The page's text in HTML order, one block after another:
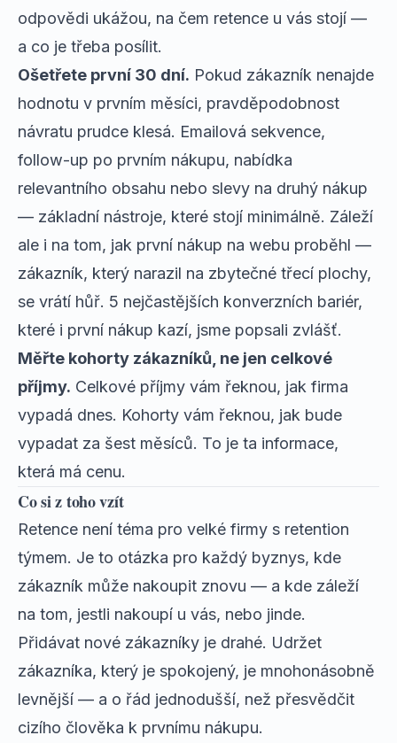
odpovědi ukážou, na čem retence u vás stojí —
a co je třeba posílit.
Ošetřete první 30 dní. Pokud zákazník nenajde
hodnotu v prvním měsíci, pravděpodobnost
návratu prudce klesá. Emailová sekvence,
follow-up po prvním nákupu, nabídka
relevantního obsahu nebo slevy na druhý nákup
— základní nástroje, které stojí minimálně. Záleží
ale i na tom, jak první nákup na webu proběhl —
zákazník, který narazil na zbytečné třecí plochy,
se vrátí hůř. 5 nejčastějších konverzních bariér,
které i první nákup kazí, jsme popsali zvlášť.
Měřte kohorty zákazníků, ne jen celkové
příjmy. Celkové příjmy vám řeknou, jak firma
vypadá dnes. Kohorty vám řeknou, jak bude
vypadat za šest měsíců. To je ta informace,
která má cenu.
Co si z toho vzít
Retence není téma pro velké firmy s retention
týmem. Je to otázka pro každý byznys, kde
zákazník může nakoupit znovu — a kde záleží
na tom, jestli nakoupí u vás, nebo jinde.
Přidávat nové zákazníky je drahé. Udržet
zákazníka, který je spokojený, je mnohonásobně
levnější — a o řád jednodušší, než přesvědčit
cizího člověka k prvnímu nákupu.